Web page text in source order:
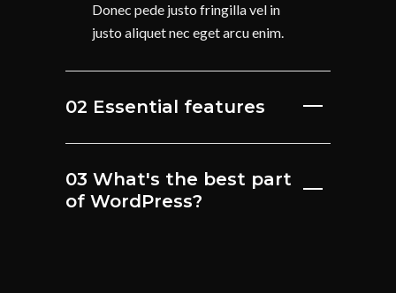
Donec pede justo fringilla vel in
justo aliquet nec eget arcu enim.
02 Essential features
03 What's the best part
of WordPress?